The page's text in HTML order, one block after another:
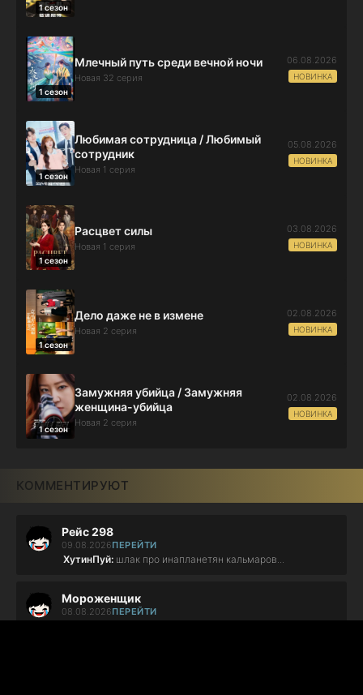
1 сезон
1 сезон
Млечный путь среди вечной ночи
Новая 32 серия
06.08.2026
НОВИНКА
1 сезон
Любимая сотрудница / Любимый
сотрудник
Новая 1 серия
05.08.2026
НОВИНКА
1 сезон
Расцвет силы
Новая 1 серия
03.08.2026
НОВИНКА
1 сезон
Дело даже не в измене
Новая 2 серия
02.08.2026
НОВИНКА
1 сезон
Замужняя убийца / Замужняя
женщина-убийца
Новая 2 серия
02.08.2026
НОВИНКА
КОММЕНТИРУЮТ
Рейс 298
09.08.2026ПЕРЕЙТИ
ХутинПуй: шлак про инапланетян кальмаров...
Мороженщик
08.08.2026ПЕРЕЙТИ